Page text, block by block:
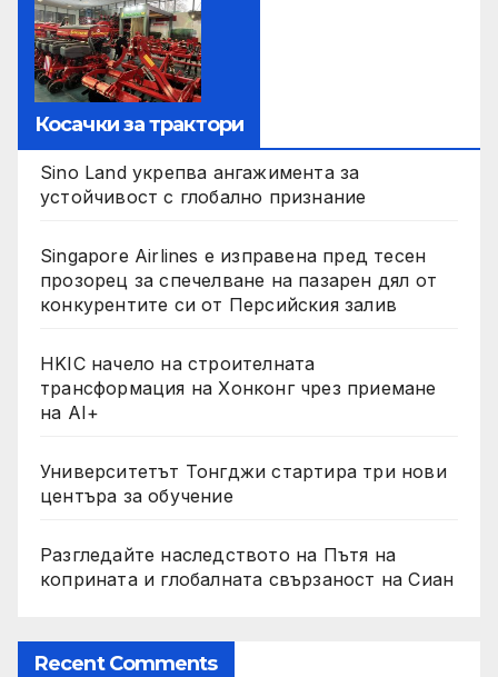
Косачки за трактори
Sino Land укрепва ангажимента за
устойчивост с глобално признание
Singapore Airlines е изправена пред тесен
прозорец за спечелване на пазарен дял от
конкурентите си от Персийския залив
HKIC начело на строителната
трансформация на Хонконг чрез приемане
на AI+
Университетът Тонгджи стартира три нови
центъра за обучение
Разгледайте наследството на Пътя на
коприната и глобалната свързаност на Сиан
Recent Comments